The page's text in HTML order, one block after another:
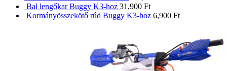
Bal lengőkar Buggy K3-hoz 31,900 Ft
Kormányösszekötő rúd Buggy K3-hoz 6,900 Ft